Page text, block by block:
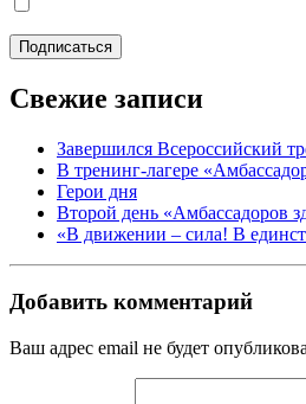
Свежие записи
Завершился Всероссийский
В тренинг-лагере
Герои дня
Второй день «Амбассадоров
«В движении – сила! В
Добавить комментарий
Ваш адрес email не будет